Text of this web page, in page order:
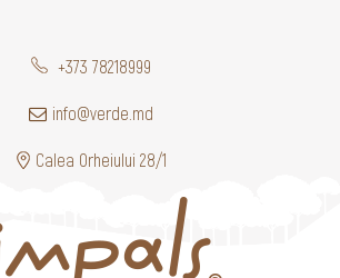
+373 78218999
info@verde.md
Calea Orheiului 28/1